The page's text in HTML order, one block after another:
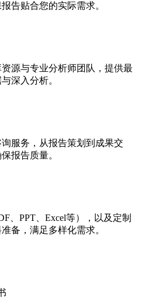
告贴合您的实际需求。
源与专业分析师团队，提供最
深入分析。
服务，从报告策划到成果交
报告质量。
、PPT、Excel等），以及定制
备，满足多样化需求。